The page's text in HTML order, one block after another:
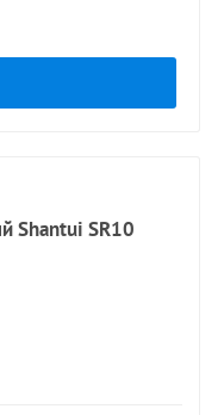
Shantui SR10